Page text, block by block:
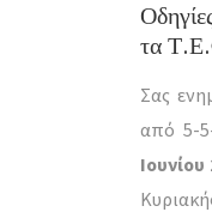
τα
Σας
από 5-